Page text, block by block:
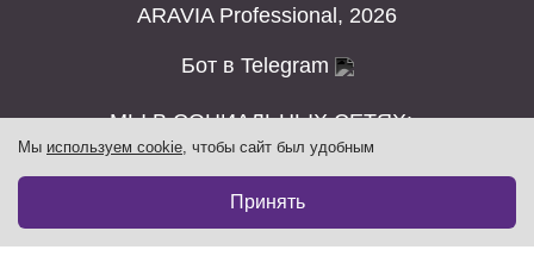
ARAVIA Professional, 2026
Бот в Telegram
МЫ В СОЦИАЛЬНЫХ СЕТЯХ:
Мы используем cookie, чтобы сайт был удобным
Принять